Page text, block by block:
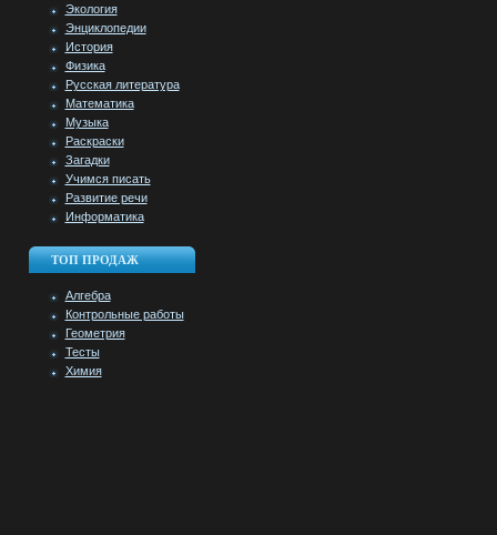
Экология
Энциклопедии
История
Физика
Русская литература
Математика
Музыка
Раскраски
Загадки
Учимся писать
Развитие речи
Информатика
ТОП ПРОДАЖ
Алгебра
Контрольные работы
Геометрия
Тесты
Химия